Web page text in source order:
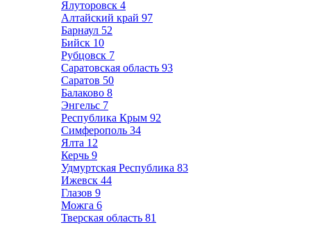
Ялуторовск 4
Алтайский край 97
Барнаул 52
Бийск 10
Рубцовск 7
Саратовская область 93
Саратов 50
Балаково 8
Энгельс 7
Республика Крым 92
Симферополь 34
Ялта 12
Керчь 9
Удмуртская Республика 83
Ижевск 44
Глазов 9
Можга 6
Тверская область 81